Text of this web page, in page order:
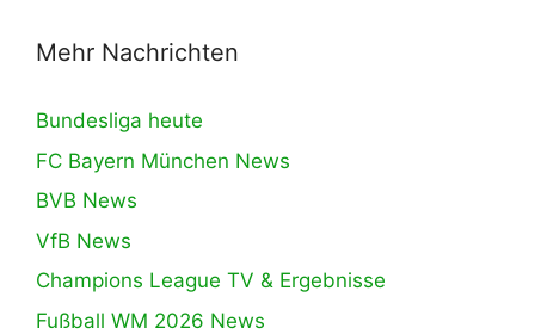
Mehr Nachrichten
Bundesliga heute
FC Bayern München News
BVB News
VfB News
Champions League TV & Ergebnisse
Fußball WM 2026 News